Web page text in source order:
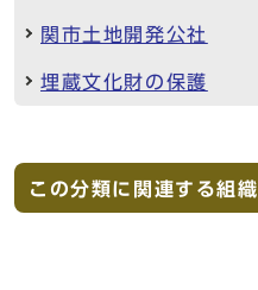
関市土地開発公社
埋蔵文化財の保護
この分類に関連する組織